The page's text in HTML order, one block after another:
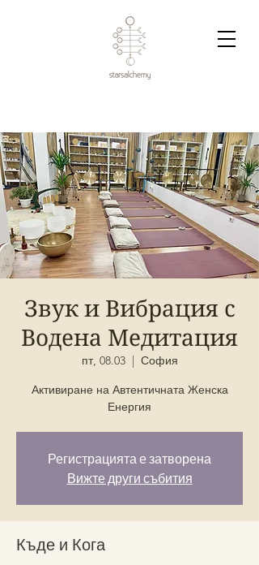
Звук и Вибрация с
Водена Медитация
пт, 08.03
  |
София
Активиране на Автентичната Женска
Енергия
Регистрацията е затворена
Вижте други събития
Къде и Кога